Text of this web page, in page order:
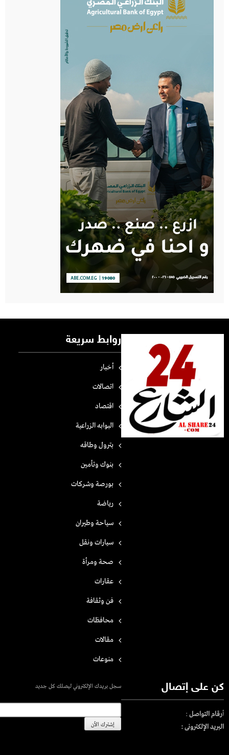
روابط سريعة
أخبار
اتصالات
اقتصاد
البوابه الزراعية
بترول وطاقه
بنوك وتأمين
بورصة وشركات
رياضة
سياحة وطيران
سيارات ونقل
صحة ومرأة
عقارات
فن وثقافة
محافظات
مقالات
منوعات
كن على إتصال
أرقام التواصل :
البريد الإلكترونى :
سجل بريدك الإلكتروني ليصلك كل جديد